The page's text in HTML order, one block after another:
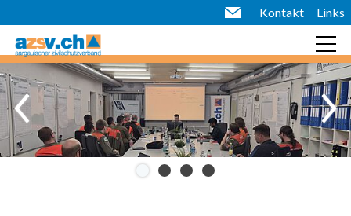
Links
Kontakt